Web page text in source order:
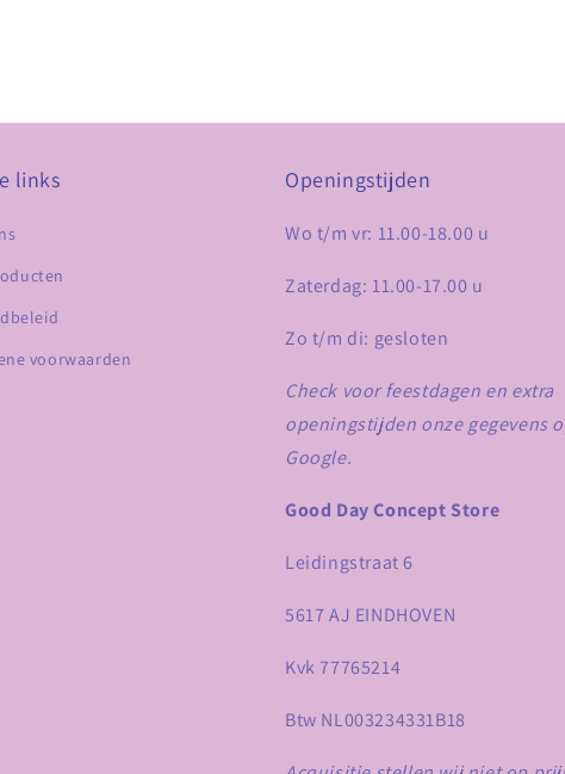
links
voorwaarden
Openingstijden
Wo t/m vr: 11.00-18.00 u
Zaterdag: 11.00-17.00 u
Zo t/m di: gesloten
Check voor feestdagen en extra
openingstijden onze gegevens
Google.
Good Day Concept Store
Leidingstraat 6
5617 AJ EINDHOVEN
Kvk 77765214
Btw NL003234331B18